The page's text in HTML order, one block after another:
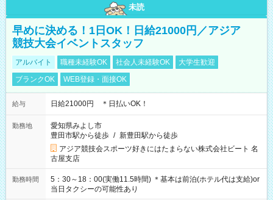
未読
早めに決める！1日OK！日給21000円／アジア
競技大会イベントスタッフ
アルバイト 職種未経験OK 社会人未経験OK
大学生歓迎
ブランクOK
WEB登録・面接OK
給与 日給21000円 ＊日払いOK！
勤務地
愛知県みよし市
豊田市駅から徒歩 / 新豊田駅から徒歩
アジア競技会スポーツ好きにはたまらない株式会社ビート 名
古屋支店
勤務時間
5：30～18：00(実働11.5時間) ＊基本は前泊(ホテル代は支給)or
当日タクシーの可能性あり